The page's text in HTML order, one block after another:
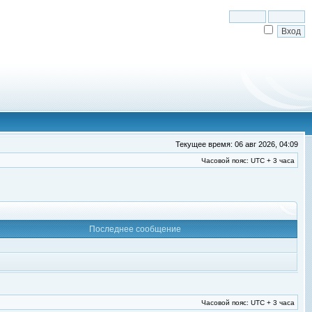
Текущее время: 06 авг 2026, 04:09
Часовой пояс: UTC + 3 часа
Последнее сообщение
Часовой пояс: UTC + 3 часа